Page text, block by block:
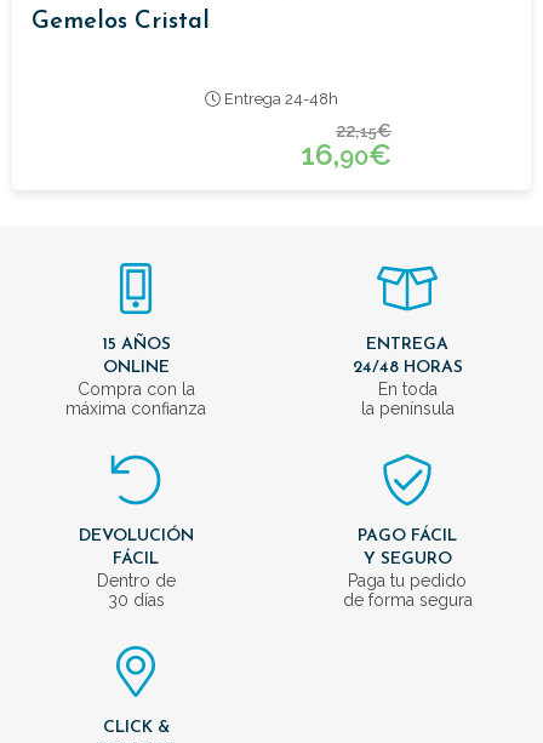
Gemelos Cristal
Entrega 24-48h
22,15€
16,90€
15 AÑOS
ONLINE
Compra con la
máxima confianza
ENTREGA
24/48 HORAS
En toda
la península
DEVOLUCIÓN
FÁCIL
Dentro de
30 días
PAGO FÁCIL
Y SEGURO
Paga tu pedido
de forma segura
CLICK &